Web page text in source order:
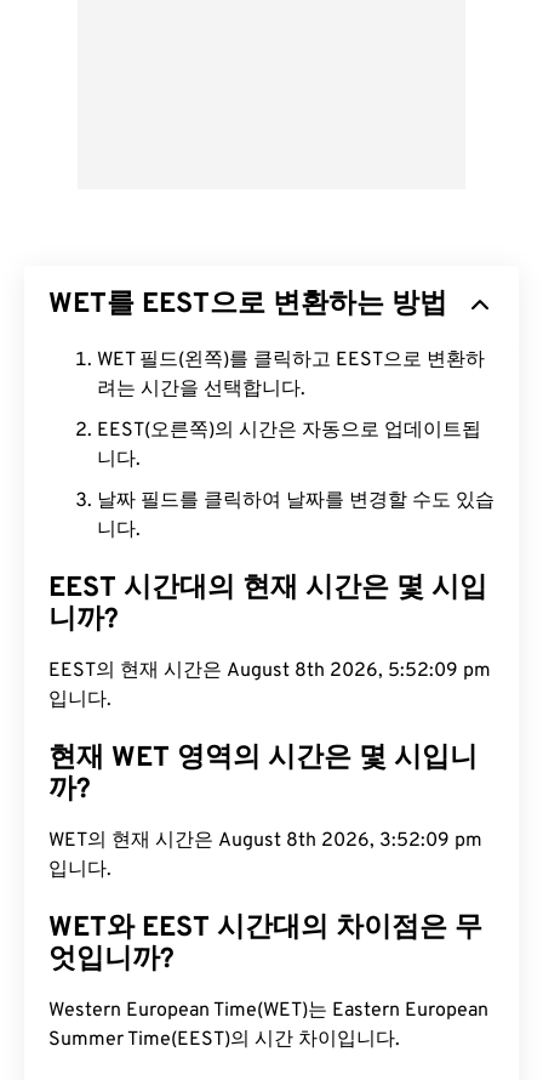
WET를 EEST으로 변환하는 방법
WET 필드(왼쪽)를 클릭하고 EEST으로 변환하
려는 시간을 선택합니다.
EEST(오른쪽)의 시간은 자동으로 업데이트됩
니다.
날짜 필드를 클릭하여 날짜를 변경할 수도 있습
니다.
EEST 시간대의 현재 시간은 몇 시입
니까?
EEST의 현재 시간은 August 8th 2026, 5:52:10 pm
입니다.
현재 WET 영역의 시간은 몇 시입니
까?
WET의 현재 시간은 August 8th 2026, 3:52:10 pm
입니다.
WET와 EEST 시간대의 차이점은 무
엇입니까?
Western European Time(WET)는 Eastern European
Summer Time(EEST)의 시간 차이입니다.